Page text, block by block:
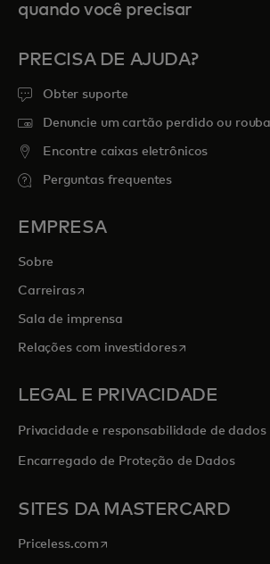
quando você precisar
PRECISA DE AJUDA?
Obter suporte
Denuncie um cartão perdido ou
Encontre caixas eletrônicos
Perguntas frequentes
EMPRESA
Sobre
Carreirasabre em uma nova guia
Sala de imprensa
Relações com investidoresabre em uma
LEGAL E PRIVACIDADE
Privacidade e responsabilidade de dados
Encarregado de Proteção de Dados
SITES DA MASTERCARD
Priceless.com abre em uma nova guia